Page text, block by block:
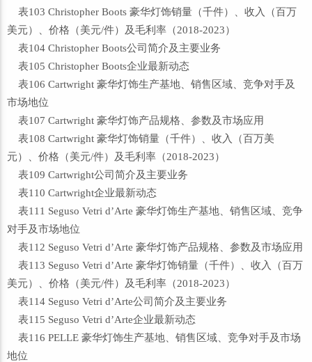
表103 Christopher Boots 豪华灯饰销量（千件）、收入（百万
美元）、价格（美元/件）及毛利率（2018-2023）
表104 Christopher Boots公司简介及主要业务
表105 Christopher Boots企业最新动态
表106 Cartwright 豪华灯饰生产基地、销售区域、竞争对手及
市场地位
表107 Cartwright 豪华灯饰产品规格、参数及市场应用
表108 Cartwright 豪华灯饰销量（千件）、收入（百万美
元）、价格（美元/件）及毛利率（2018-2023）
表109 Cartwright公司简介及主要业务
表110 Cartwright企业最新动态
表111 Seguso Vetri d’Arte 豪华灯饰生产基地、销售区域、竞争
对手及市场地位
表112 Seguso Vetri d’Arte 豪华灯饰产品规格、参数及市场应用
表113 Seguso Vetri d’Arte 豪华灯饰销量（千件）、收入（百万
美元）、价格（美元/件）及毛利率（2018-2023）
表114 Seguso Vetri d’Arte公司简介及主要业务
表115 Seguso Vetri d’Arte企业最新动态
表116 PELLE 豪华灯饰生产基地、销售区域、竞争对手及市场
地位